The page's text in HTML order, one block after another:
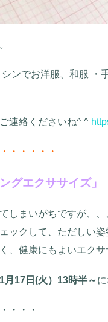
ンでお洋服、和服 ・
連絡くださいね^ ^
・・・・・
グエクササイズ」
しまいがちですが、、
ックして、ただしい
、健康にもよいエクサ
1月17日(火）13時半～
・・・